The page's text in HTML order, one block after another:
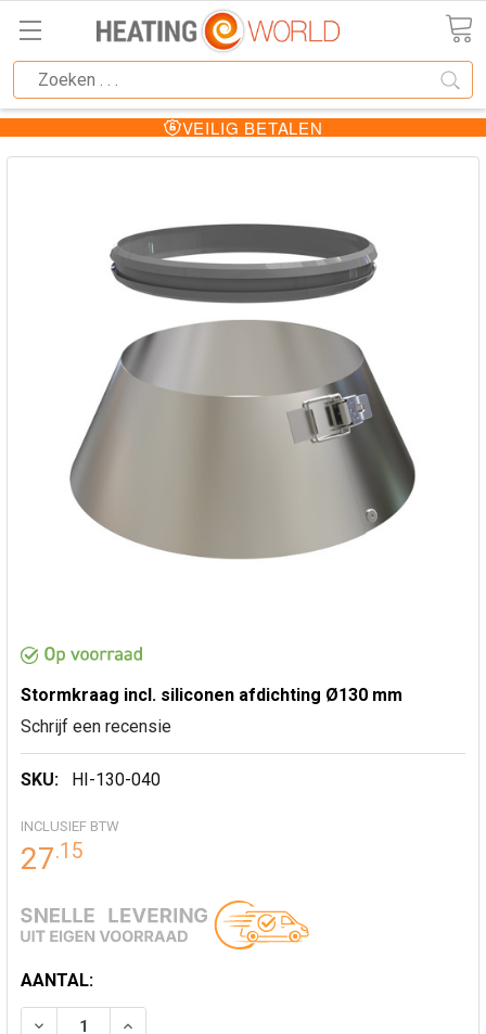
DE SCHERPSTE PRIJZEN
Stormkraag incl. siliconen afdichting Ø130 mm
Schrijf een recensie
SKU: HI-130-040
INCLUSIEF BTW
27.15
HUIDIGE
VOORRAAD:
AANTAL: